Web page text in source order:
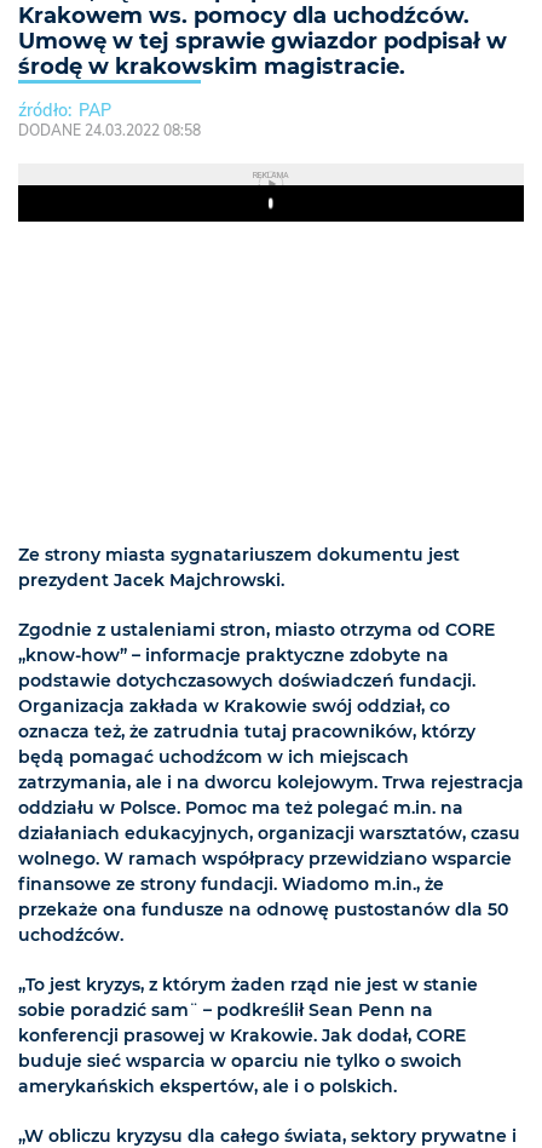
Krakowem ws. pomocy dla uchodźców.
Umowę w tej sprawie gwiazdor podpisał w
środę w krakowskim magistracie.
PAP
DODANE 24.03.2022 08:58
REKLAMA
Play
Ze strony miasta sygnatariuszem dokumentu jest
prezydent Jacek Majchrowski.
Zgodnie z ustaleniami stron, miasto otrzyma od CORE
„know-how” – informacje praktyczne zdobyte na
podstawie dotychczasowych doświadczeń fundacji.
Organizacja zakłada w Krakowie swój oddział, co
oznacza też, że zatrudnia tutaj pracowników, którzy
będą pomagać uchodźcom w ich miejscach
zatrzymania, ale i na dworcu kolejowym. Trwa rejestracja
oddziału w Polsce. Pomoc ma też polegać m.in. na
działaniach edukacyjnych, organizacji warsztatów, czasu
wolnego. W ramach współpracy przewidziano wsparcie
finansowe ze strony fundacji. Wiadomo m.in., że
przekaże ona fundusze na odnowę pustostanów dla 50
uchodźców.
„To jest kryzys, z którym żaden rząd nie jest w stanie
sobie poradzić sam¨ – podkreślił Sean Penn na
konferencji prasowej w Krakowie. Jak dodał, CORE
buduje sieć wsparcia w oparciu nie tylko o swoich
amerykańskich ekspertów, ale i o polskich.
„W obliczu kryzysu dla całego świata, sektory prywatne i